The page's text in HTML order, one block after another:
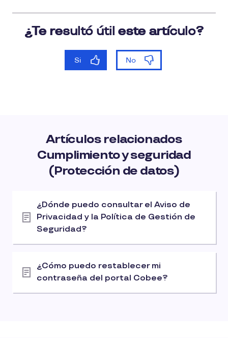
Artículos relacionados
Cumplimiento y seguridad
(Protección de datos)
¿Dónde puedo consultar el Aviso de
Privacidad y la Política de Gestión de
Seguridad?
¿Cómo puedo restablecer mi
contraseña del portal Cobee?